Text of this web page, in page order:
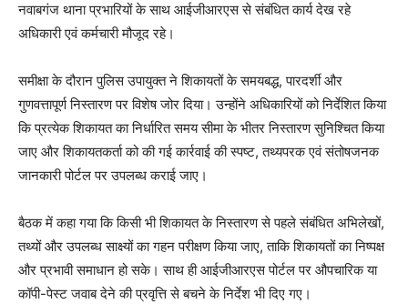
नवाबगंज थाना प्रभारियों के साथ आईजीआरएस से संबंधित कार्य देख रहे
अधिकारी एवं कर्मचारी मौजूद रहे।
समीक्षा के दौरान पुलिस उपायुक्त ने शिकायतों के समयबद्ध, पारदर्शी और
गुणवत्तापूर्ण निस्तारण पर विशेष जोर दिया। उन्होंने अधिकारियों को निर्देशित किया
कि प्रत्येक शिकायत का निर्धारित समय सीमा के भीतर निस्तारण सुनिश्चित किया
जाए और शिकायतकर्ता को की गई कार्रवाई की स्पष्ट, तथ्यपरक एवं संतोषजनक
जानकारी पोर्टल पर उपलब्ध कराई जाए।
बैठक में कहा गया कि किसी भी शिकायत के निस्तारण से पहले संबंधित अभिलेखों,
तथ्यों और उपलब्ध साक्ष्यों का गहन परीक्षण किया जाए, ताकि शिकायतों का निष्पक्ष
और प्रभावी समाधान हो सके। साथ ही आईजीआरएस पोर्टल पर औपचारिक या
कॉपी-पेस्ट जवाब देने की प्रवृत्ति से बचने के निर्देश भी दिए गए।